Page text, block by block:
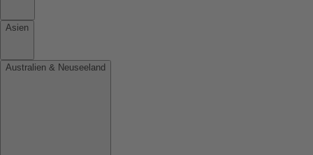
Asien
Australien & Neuseeland